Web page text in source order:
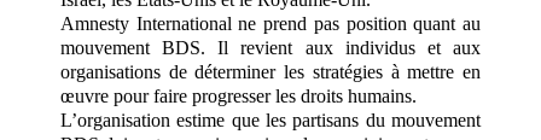
Amnesty International ne prend pas position quant au
mouvement BDS. Il revient aux individus et aux
organisations de déterminer les stratégies à mettre en
œuvre pour faire progresser les droits humains.
L’organisation estime que les partisans du mouvement